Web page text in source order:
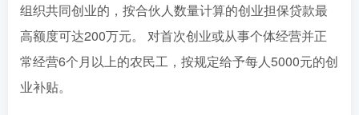
组织共同创业的，按合伙人数量计算的创业担保贷款最
高额度可达200​​万元。 对首次创业或从事个体经营并正
常经营6个月以上的农民工，按规定给予每人5000元的创
业补贴。